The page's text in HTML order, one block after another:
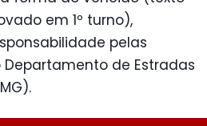
em 1º turno),
pelas
de Estradas